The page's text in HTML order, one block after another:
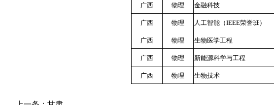
广西 物理 金融科技
广西 物理 人工智能（IEEE荣誉班）
广西 物理 生物医学工程
广西 物理 新能源科学与工程
广西 物理 生物技术